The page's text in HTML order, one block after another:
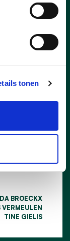
tonen
voor
Klein-
andere
College
BROECKX
VERMEULEN
TINE GIELIS